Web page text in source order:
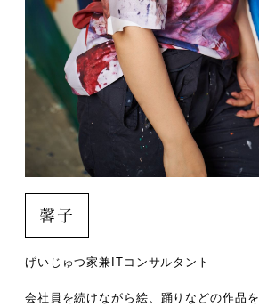
馨子
げいじゅつ家兼ITコンサルタント
会社員を続けながら絵、踊りなどの作品